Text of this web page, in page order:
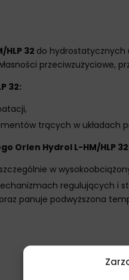
HLP 32 do hydrostatycznych
przeciwzużyciowe,
32:
trących w układach
Orlen Hydrol L-HM/HLP
w
regulujących i
panuje podwyższona